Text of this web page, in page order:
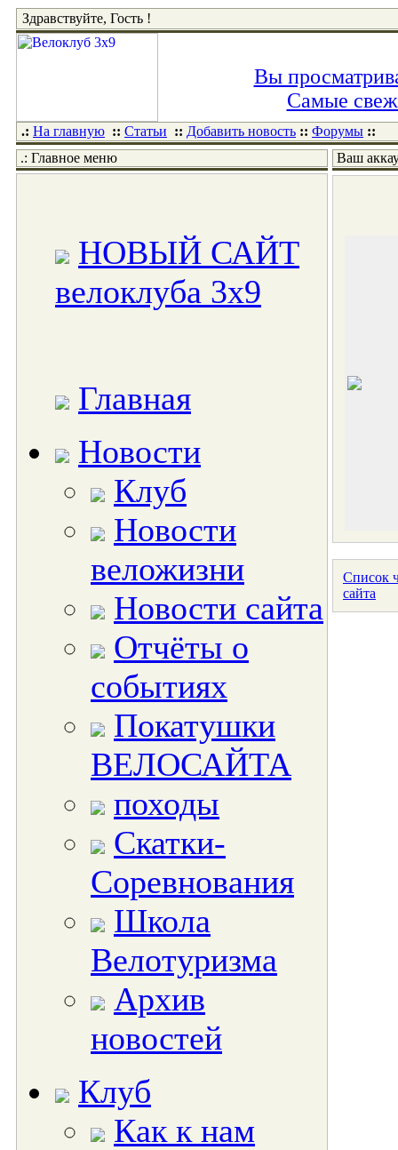
Здравствуйте, Гость !
Вы
Самые
.: На главную :: Статьи :: Добавить новость :: Форумы ::
.: Главное меню
НОВЫЙ САЙТ
велоклуба 3x9
Главная
Новости
Клуб
Новости
веложизни
Новости сайта
Отчёты о
событиях
Покатушки
ВЕЛОСАЙТА
походы
Скатки-
Соревнования
Школа
Велотуризма
Архив
новостей
Клуб
Как к нам
Ваш
Список
сайта